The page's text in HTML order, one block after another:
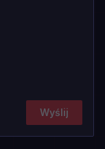
Wyślij